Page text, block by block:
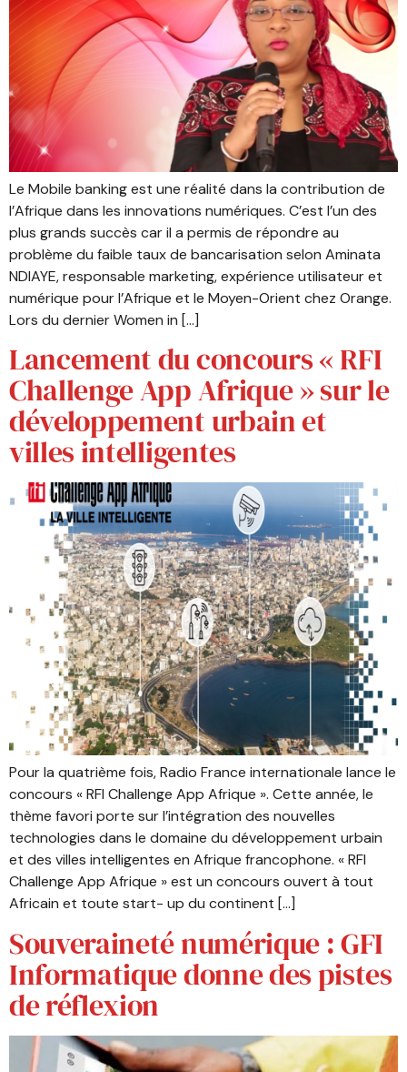
Le Mobile banking est une réalité dans la contribution de
l’Afrique dans les innovations numériques. C’est l’un des
plus grands succès car il a permis de répondre au
problème du faible taux de bancarisation selon Aminata
NDIAYE, responsable marketing, expérience utilisateur et
numérique pour l’Afrique et le Moyen-Orient chez Orange.
Lors du dernier Women in […]
Lancement du concours « RFI
Challenge App Afrique » sur le
développement urbain et
villes intelligentes
Pour la quatrième fois, Radio France internationale lance le
concours « RFI Challenge App Afrique ». Cette année, le
thème favori porte sur l’intégration des nouvelles
technologies dans le domaine du développement urbain
et des villes intelligentes en Afrique francophone. « RFI
Challenge App Afrique » est un concours ouvert à tout
Africain et toute start- up du continent […]
Souveraineté numérique : GFI
Informatique donne des pistes
de réflexion